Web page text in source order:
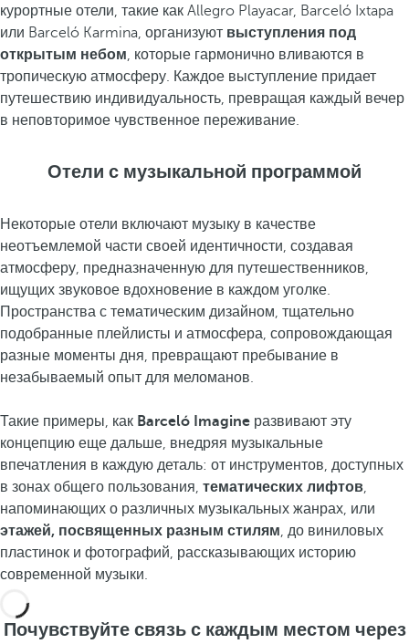
курортные отели, такие как Allegro Playacar, Barceló Ixtapa
или Barceló Karmina, организуют выступления под
открытым небом, которые гармонично вливаются в
тропическую атмосферу. Каждое выступление придает
путешествию индивидуальность, превращая каждый вечер
в неповторимое чувственное переживание.
Отели с музыкальной программой
Некоторые отели включают музыку в качестве
неотъемлемой части своей идентичности, создавая
атмосферу, предназначенную для путешественников,
ищущих звуковое вдохновение в каждом уголке.
Пространства с тематическим дизайном, тщательно
подобранные плейлисты и атмосфера, сопровождающая
разные моменты дня, превращают пребывание в
незабываемый опыт для меломанов.
Такие примеры, как Barceló Imagine развивают эту
концепцию еще дальше, внедряя музыкальные
впечатления в каждую деталь: от инструментов, доступных
в зонах общего пользования, тематических лифтов,
напоминающих о различных музыкальных жанрах, или
этажей, посвященных разным стилям, до виниловых
пластинок и фотографий, рассказывающих историю
современной музыки.
Почувствуйте связь с каждым местом через